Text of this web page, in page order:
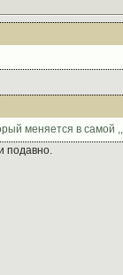
меняется в самой
подавно.